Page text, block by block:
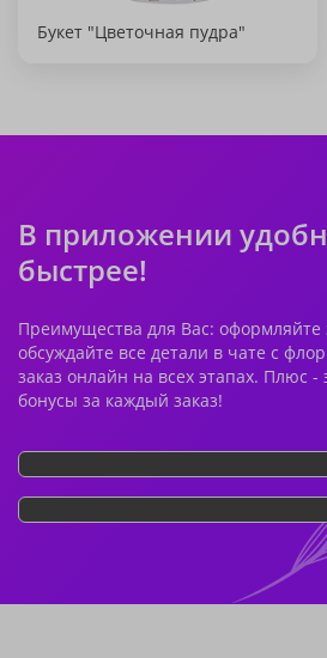
Букет "Цветочная пудра"
В приложении
быстрее!
Преимущества для Вас: оформляйте
обсуждайте все детали в чате с
заказ онлайн на всех этапах. Плюс
бонусы за каждый заказ!